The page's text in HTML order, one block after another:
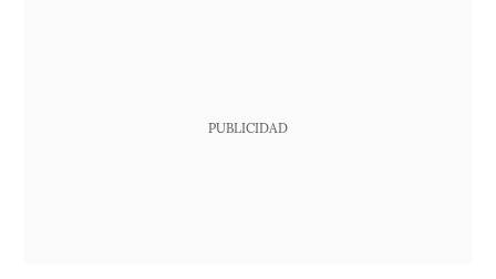
PUBLICIDAD